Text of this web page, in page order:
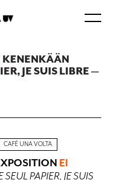
KENENKÄÄN
JE SUIS LIBRE —
CAFÉ UNA VOLTA
EI
SEUL PAPIER, JE SUIS